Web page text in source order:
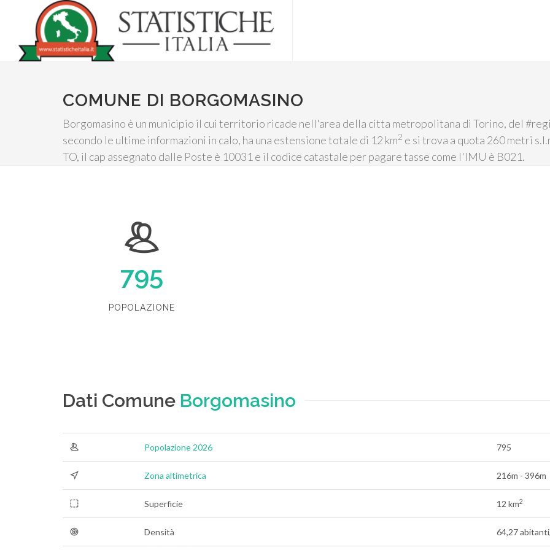
COMUNE DI BORGOMASINO
Borgomasino è un municipio il cui territorio ricade nell'area della citta metropolitana di Torino, del
secondo le ultime informazioni in calo, ha una estensione totale di 12 km2 e si trova a quota 260 metri
TO, il cap assegnato dalle Poste è 10031 e il codice catastale per pagare tasse come l'IMU è B021.
795
POPOLAZIONE
Dati Comune Borgomasino
Popolazione 2026 795
Zona altimetrica 216m - 396m
Superficie 12 km2
Densità 64,27